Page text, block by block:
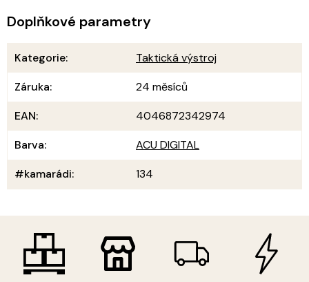
Doplňkové parametry
Kategorie:
Taktická výstroj
Záruka:
24 měsíců
EAN:
4046872342974
Barva:
ACU DIGITAL
#kamarádi: 134